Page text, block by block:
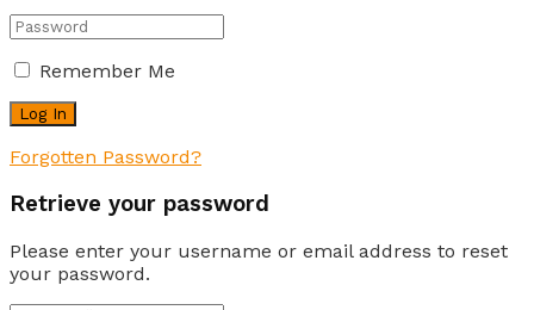
Remember Me
Forgotten Password?
Retrieve your password
Please enter your username or email address to reset
your password.